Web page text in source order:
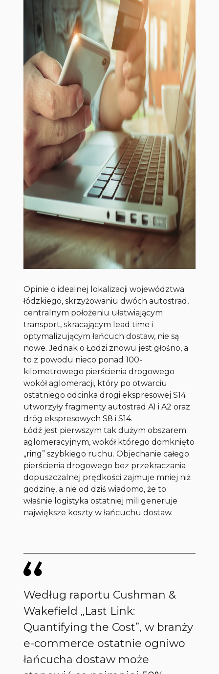
Opinie o idealnej lokalizacji województwa
łódzkiego, skrzyżowaniu dwóch autostrad,
centralnym położeniu ułatwiającym
transport, skracającym lead time i
optymalizującym łańcuch dostaw, nie są
nowe. Jednak o Łodzi znowu jest głośno, a
to z powodu nieco ponad 100-
kilometrowego pierścienia drogowego
wokół aglomeracji, który po otwarciu
ostatniego odcinka drogi ekspresowej S14
utworzyły fragmenty autostrad A1 i A2 oraz
dróg ekspresowych S8 i S14.
Łódź jest pierwszym tak dużym obszarem
aglomeracyjnym, wokół którego domknięto
„ring” szybkiego ruchu. Objechanie całego
pierścienia drogowego bez przekraczania
dopuszczalnej prędkości zajmuje mniej niż
godzinę, a nie od dziś wiadomo, że to
właśnie logistyka ostatniej mili generuje
największe koszty w łańcuchu dostaw.
Według raportu Cushman &
Wakefield „Last Link:
Quantifying the Cost”, w branży
e-commerce ostatnie ogniwo
łańcucha dostaw może